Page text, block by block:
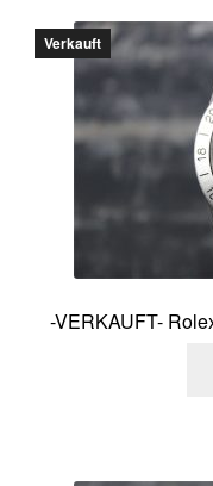
Verkauft
-VERKAUFT-